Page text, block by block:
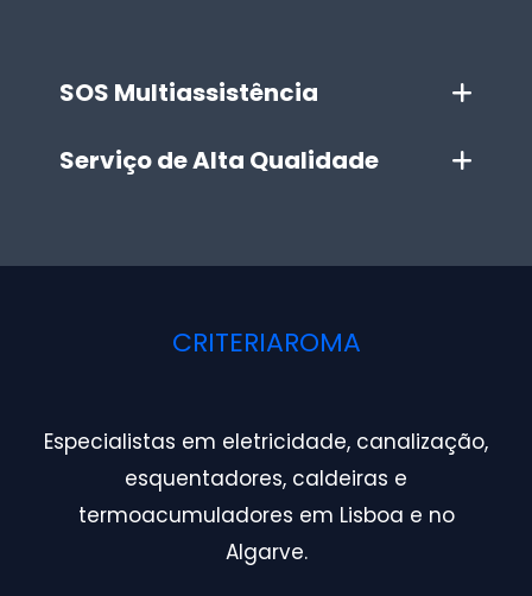
SOS Multiassistência
Serviço de Alta Qualidade
CRITERIAROMA
Especialistas em eletricidade, canalização,
esquentadores, caldeiras e
termoacumuladores em Lisboa e no
Algarve.